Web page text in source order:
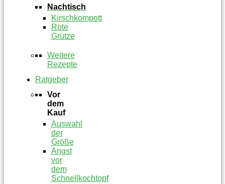
Nachtisch
Kirschkompott
Rote
Grütze
Weitere
Rezepte
Ratgeber
Vor
dem
Kauf
Auswahl
der
Größe
Angst
vor
dem
Schnellkochtopf